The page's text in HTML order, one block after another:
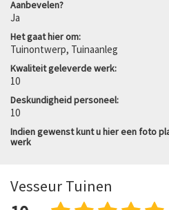
Aanbevelen?
Ja
Het gaat hier om:
Tuinontwerp, Tuinaanleg
Kwaliteit geleverde werk:
10
Deskundigheid personeel:
10
Indien gewenst kunt u hier een foto
werk
Vesseur Tuinen